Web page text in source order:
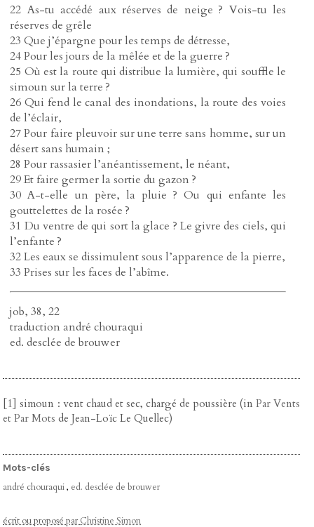
22 As-tu accédé aux réserves de neige ? Vois-tu les
réserves de grêle
23 Que j’épargne pour les temps de détresse,
24 Pour les jours de la mêlée et de la guerre ?
25 Où est la route qui distribue la lumière, qui souffle le
simoun sur la terre ?
26 Qui fend le canal des inondations, la route des voies
de l’éclair,
27 Pour faire pleuvoir sur une terre sans homme, sur un
désert sans humain ;
28 Pour rassasier l’anéantissement, le néant,
29 Et faire germer la sortie du gazon ?
30 A-t-elle un père, la pluie ? Ou qui enfante les
gouttelettes de la rosée ?
31 Du ventre de qui sort la glace ? Le givre des ciels, qui
l’enfante ?
32 Les eaux se dissimulent sous l’apparence de la pierre,
33 Prises sur les faces de l’abîme.
job, 38, 22
traduction andré chouraqui
ed. desclée de brouwer
1 ]simoun : vent chaud et sec, chargé de poussière (in Par Vents
et Par Mots de Jean-Loïc Le Quellec)
Mots-clés
andré chouraqui, ed. desclée de brouwer
écrit ou proposé parChristine Simon